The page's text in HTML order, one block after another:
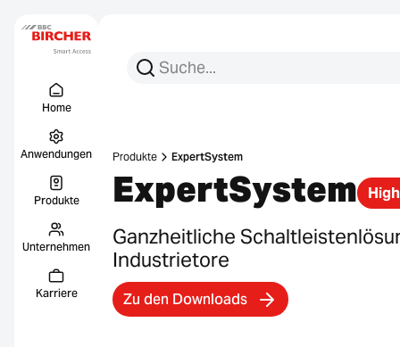
Home
Anwendungen
Produkte
Unternehmen
Karriere
Suchen Sie nach:
Suche
Produkte ExpertSystem
ExpertSystem
Ganzheitliche
Industrietore
Zu den Downloads